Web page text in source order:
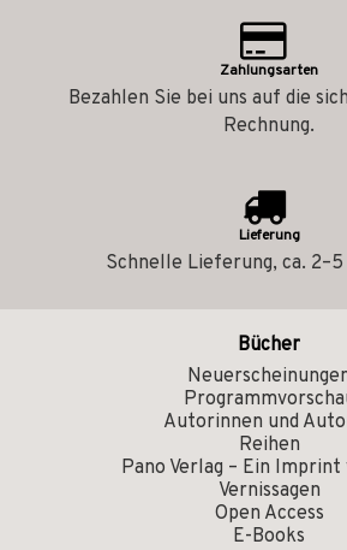
Zahlungsarten
Bezahlen Sie bei uns auf die
Rechnung.
Lieferung
Schnelle Lieferung, ca.
Bücher
Autorinnen und
Reihen
Pano Verlag – Ein Imprint
Vernissagen
Open Access
E-Books